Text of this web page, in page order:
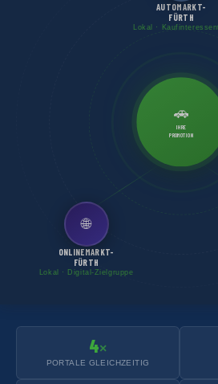
🚗
IHRE
PROMOTION
AUTOMARKT-
FÜRTH
Lokal ·
🌐
ONLINEMARKT-
FÜRTH
Lokal · Digital-Zielgruppe
4×
PORTALE GLEICHZEITIG